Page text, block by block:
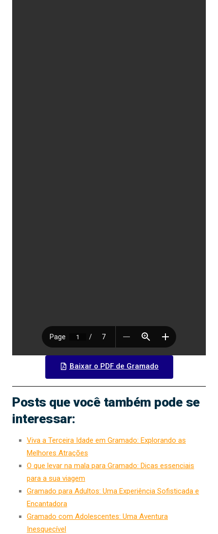
Baixar o PDF de Gramado
Posts que você também pode se
interessar:
Viva a Terceira Idade em Gramado: Explorando as
Melhores Atrações
O que levar na mala para Gramado: Dicas essenciais
para a sua viagem
Gramado para Adultos: Uma Experiência Sofisticada e
Encantadora
Gramado com Adolescentes: Uma Aventura
Inesquecível